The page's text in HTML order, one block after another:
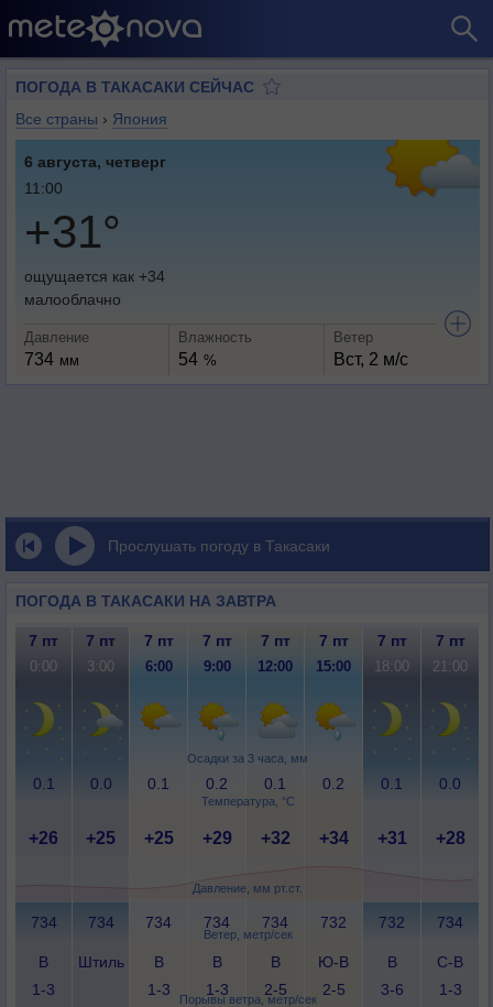
ПОГОДА В ТАКАСАКИ СЕЙЧАС
Все страны › Япония
6 августа, четверг
11:00
+31°
ощущается как +34
малооблачно
Давление
734 мм
Влажность
54 %
Ветер
Вст, 2 м/с
Прослушать погоду в Такасаки
ПОГОДА В ТАКАСАКИ НА ЗАВТРА
Осадки за 3 часа, мм
Температура, °C
Давление, мм рт.ст.
Ветер, метр/сек
Порывы ветра, метр/сек
7 пт 7 пт 7 пт 7 пт 7 пт 7 пт 7 пт 7 пт
0:00 3:00 6:00 9:00 12:00 15:00 18:00 21:00
0.1 0.0 0.1 0.2 0.1 0.2 0.1 0.0
+26 +25 +25 +29 +32 +34 +31 +28
734 734 734 734 734 732 732 734
В
1-3
Штиль
В
1-3
В
1-3
В
2-5
Ю-В
2-5
В
3-6
С-В
1-3